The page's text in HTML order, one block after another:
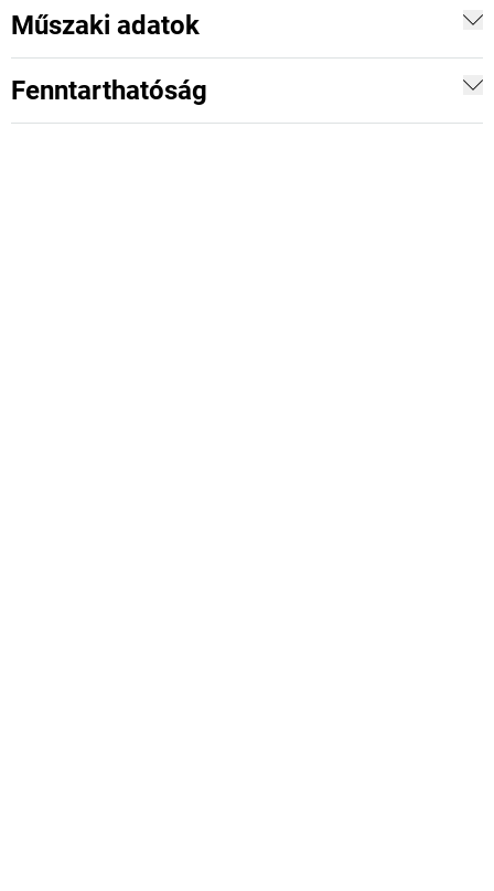
Műszaki adatok
Fenntarthatóság